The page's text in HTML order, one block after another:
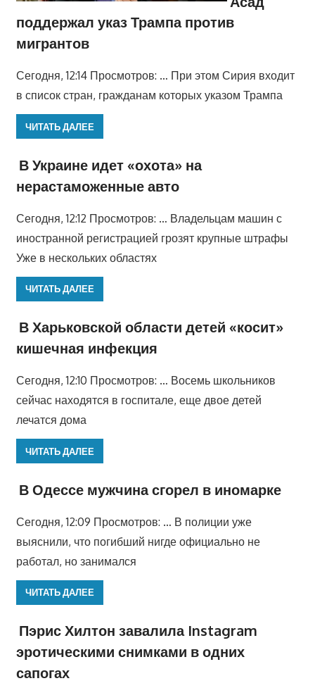
поддержал указ Трампа против
мигрантов
Сегодня, 12:14 Просмотров: … При этом Сирия входит
в список стран, гражданам которых указом Трампа
ЧИТАТЬ ДАЛЕЕ
В Украине идет «охота» на
нерастаможенные авто
Сегодня, 12:12 Просмотров: … Владельцам машин с
иностранной регистрацией грозят крупные штрафы
Уже в нескольких областях
ЧИТАТЬ ДАЛЕЕ
В Харьковской области детей «косит»
кишечная инфекция
Сегодня, 12:10 Просмотров: … Восемь школьников
сейчас находятся в госпитале, еще двое детей
лечатся дома
ЧИТАТЬ ДАЛЕЕ
В Одессе мужчина сгорел в иномарке
Сегодня, 12:09 Просмотров: … В полиции уже
выяснили, что погибший нигде официально не
работал, но занимался
ЧИТАТЬ ДАЛЕЕ
Пэрис Хилтон завалила Instagram
эротическими снимками в одних
сапогах